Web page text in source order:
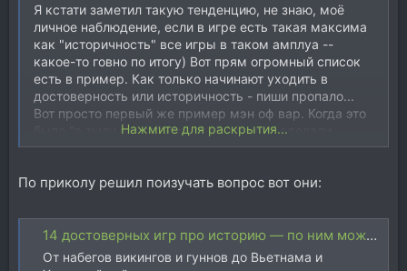
Я кстати заметил такую тенденцию, не знаю, моё
личное наблюдение, если в игре есть такая максима
как "историчность" все игры в таком амплуа --
какое-то говно по итогу) Вот прям огромный список
есть в пример. Как только начинают уходить в
достоверность или историчность - пиши пропало...
Вот просто первый же пример мэн оф вар. Когда это
было "в тылу врага" - иц окей, как они сделали
исторические битвы, ну например миссия "кёльнская
лучшие части тотал вара, это как раз части по миру
Нажмите для раскрытия...
По приколу решил поизучать вопрос вот они:
14 достоверных игр про историю — по ним можно учиться и образовываться — Игры на DTF
От набегов викингов и гуннов до Вьетнама и